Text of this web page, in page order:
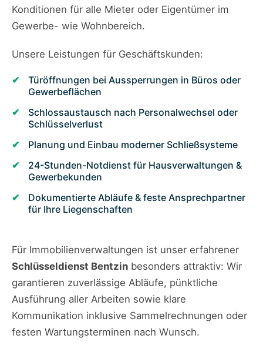
Konditionen für alle Mieter oder Eigentümer im
Gewerbe- wie Wohnbereich.
Unsere Leistungen für Geschäftskunden:
Türöffnungen bei Aussperrungen in Büros oder
Gewerbeflächen
Schlossaustausch nach Personalwechsel oder
Schlüsselverlust
Planung und Einbau moderner Schließsysteme
24-Stunden-Notdienst für Hausverwaltungen &
Gewerbekunden
Dokumentierte Abläufe & feste Ansprechpartner
für Ihre Liegenschaften
Für Immobilienverwaltungen ist unser erfahrener
Schlüsseldienst Bentzin besonders attraktiv: Wir
garantieren zuverlässige Abläufe, pünktliche
Ausführung aller Arbeiten sowie klare
Kommunikation inklusive Sammelrechnungen oder
festen Wartungsterminen nach Wunsch.